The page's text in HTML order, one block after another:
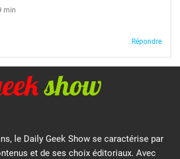
min
Répondre
le Daily Geek Show se caractérise par
et de ses choix éditoriaux. Avec